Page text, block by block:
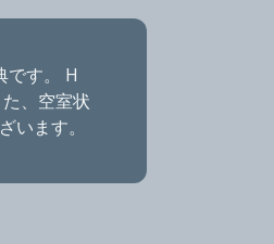
です。 H
、空室状
います。